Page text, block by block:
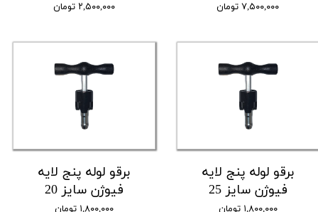
۷,۵۰۰,۰۰۰ تومان ۲,۵۰۰,۰۰۰ تومان
برقو لوله پنج لایه
فیوژن سایز 25
۱,۸۰۰,۰۰۰ تومان
برقو لوله پنج لایه
فیوژن سایز 20
۱,۸۰۰,۰۰۰ تومان